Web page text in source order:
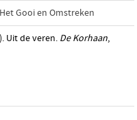
Gooi en Omstreken
Uit de veren. De Korhaan,